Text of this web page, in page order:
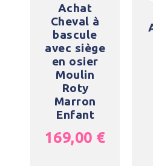
Achat
Cheval à
bascule
avec siège
en osier
Moulin
Roty
Marron
Enfant
169,00 €